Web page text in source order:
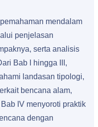
mendalam
penjelasan
serta analisis
Bab I hingga III,
landasan tipologi,
bencana alam,
IV menyoroti praktik
dengan